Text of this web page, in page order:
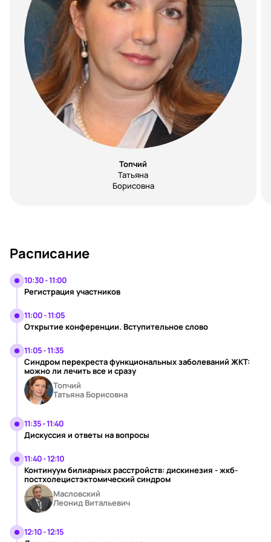
Топчий
Татьяна
Борисовна
Расписание
10:30 - 11:00
Регистрация участников
11:00 - 11:05
Открытие конференции. Вступительное слово
11:05 - 11:35
Синдром перекреста функциональных заболеваний ЖКТ:
можно ли лечить все и сразу
Топчий
Татьяна Борисовна
11:35 - 11:40
Дискуссия и ответы на вопросы
11:40 - 12:10
Континуум билиарных расстройств: дискинезия - жкб-
постхолецистэктомический синдром
Масловский
Леонид Витальевич
12:10 - 12:15